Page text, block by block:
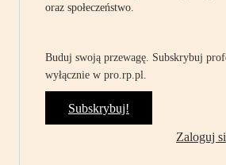
oraz społeczeństwo.
Buduj swoją przewagę. Subskrybuj
wyłącznie w pro.rp.pl.
Subskrybuj!
Zaloguj